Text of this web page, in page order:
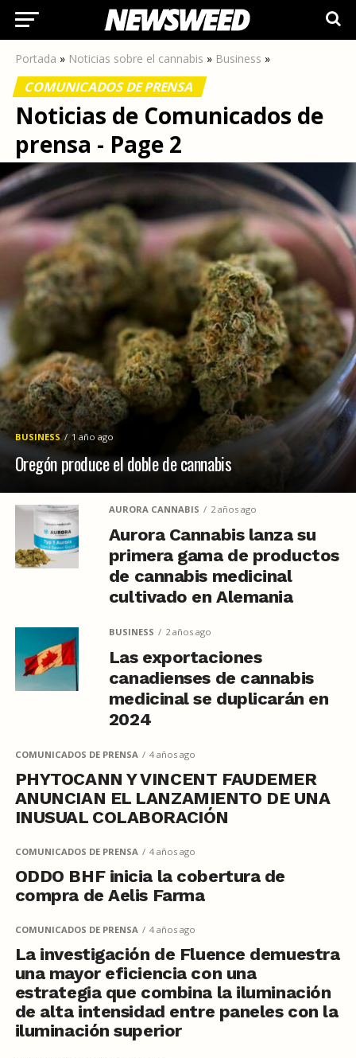
Portada » Noticias sobre el cannabis » Business »
COMUNICADOS DE PRENSA
Noticias de Comunicados de
prensa - Page 2
BUSINESS 1 año ago
Oregón produce el doble de cannabis
AURORA CANNABIS 2 años ago
Aurora Cannabis lanza su
primera gama de productos
de cannabis medicinal
cultivado en Alemania
BUSINESS 2 años ago
Las exportaciones
canadienses de cannabis
medicinal se duplicarán en
2024
COMUNICADOS DE PRENSA 4 años ago
PHYTOCANN Y VINCENT FAUDEMER
ANUNCIAN EL LANZAMIENTO DE UNA
INUSUAL COLABORACIÓN
COMUNICADOS DE PRENSA 4 años ago
ODDO BHF inicia la cobertura de
compra de Aelis Farma
COMUNICADOS DE PRENSA 4 años ago
La investigación de Fluence demuestra
una mayor eficiencia con una
estrategia que combina la iluminación
de alta intensidad entre paneles con la
iluminación superior